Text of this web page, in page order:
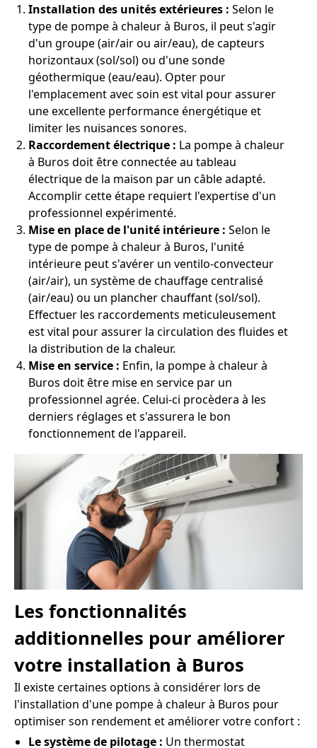
Installation des unités extérieures : Selon le
type de pompe à chaleur à Buros, il peut s'agir
d'un groupe (air/air ou air/eau), de capteurs
horizontaux (sol/sol) ou d'une sonde
géothermique (eau/eau). Opter pour
l'emplacement avec soin est vital pour assurer
une excellente performance énergétique et
limiter les nuisances sonores.
Raccordement électrique : La pompe à chaleur
à Buros doit être connectée au tableau
électrique de la maison par un câble adapté.
Accomplir cette étape requiert l'expertise d'un
professionnel expérimenté.
Mise en place de l'unité intérieure : Selon le
type de pompe à chaleur à Buros, l'unité
intérieure peut s'avérer un ventilo-convecteur
(air/air), un système de chauffage centralisé
(air/eau) ou un plancher chauffant (sol/sol).
Effectuer les raccordements meticuleusement
est vital pour assurer la circulation des fluides et
la distribution de la chaleur.
Mise en service : Enfin, la pompe à chaleur à
Buros doit être mise en service par un
professionnel agrée. Celui-ci procèdera à les
derniers réglages et s'assurera le bon
fonctionnement de l'appareil.
Les fonctionnalités
additionnelles pour améliorer
votre installation à Buros
Il existe certaines options à considérer lors de
l'installation d'une pompe à chaleur à Buros pour
optimiser son rendement et améliorer votre confort :
Le système de pilotage : Un thermostat